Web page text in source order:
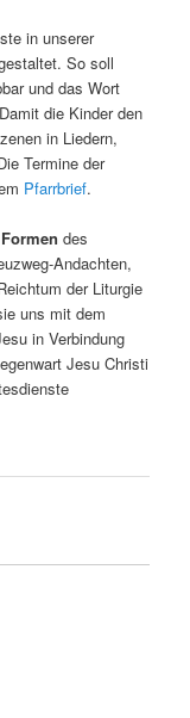
in unserer
So soll
und das Wort
die Kinder den
in Liedern,
Termine der
Pfarrbrief.
des
Andachten,
der Liturgie
uns mit dem
in Verbindung
Jesu Christi